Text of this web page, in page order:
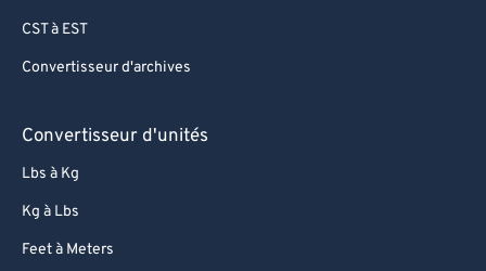
CST à EST
Convertisseur d'archives
Convertisseur d'unités
Lbs à Kg
Kg à Lbs
Feet à Meters